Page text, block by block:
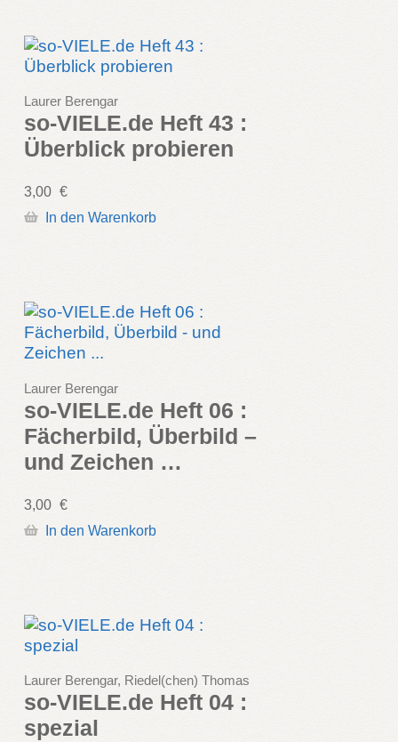
Laurer Berengar
so-VIELE.de Heft 43 :
Überblick probieren
3,00 €
In den Warenkorb
Laurer Berengar
so-VIELE.de Heft 06 :
Fächerbild, Überbild –
und Zeichen …
3,00 €
In den Warenkorb
Laurer Berengar, Riedel(chen) Thomas
so-VIELE.de Heft 04 :
spezial